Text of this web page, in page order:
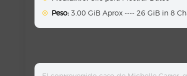
Peso: 3.00 GiB Aprox ---- 26 GiB in 8